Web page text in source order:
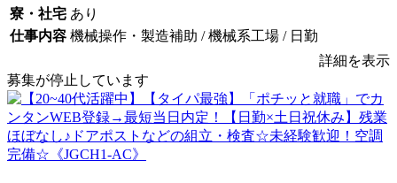
寮・社宅 あり
仕事内容 機械操作・製造補助 / 機械系工場 / 日勤
詳細を表示
募集が停止しています